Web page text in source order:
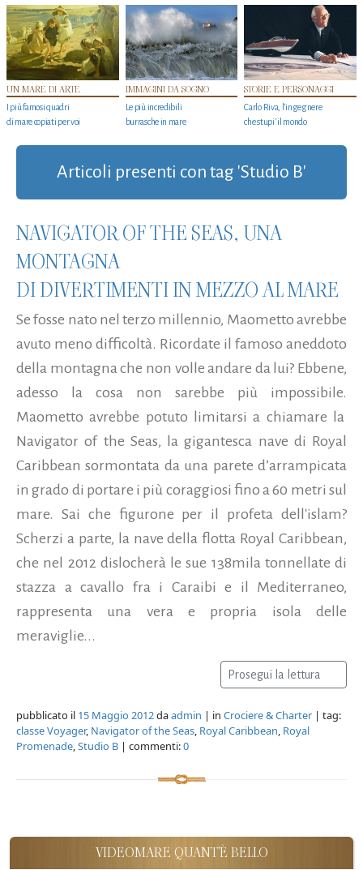
UN MARE DI ARTE
I più famosi quadri
di mare copiati per voi
IMMAGINI DA SOGNO
Le più incredibili
burrasche in mare
STORIE E PERSONAGGI
Carlo Riva, l’ingegnere
che stupi' il mondo
Articoli presenti con tag 'Studio B'
NAVIGATOR OF THE SEAS, UNA
MONTAGNA
DI DIVERTIMENTI IN MEZZO AL MARE
Se fosse nato nel terzo millennio, Maometto avrebbe
avuto meno difficoltà. Ricordate il famoso aneddoto
della montagna che non volle andare da lui? Ebbene,
adesso la cosa non sarebbe più impossibile.
Maometto avrebbe potuto limitarsi a chiamare la
Navigator of the Seas, la gigantesca nave di Royal
Caribbean sormontata da una parete d’arrampicata
in grado di portare i più coraggiosi fino a 60 metri sul
mare. Sai che figurone per il profeta dell'islam?
Scherzi a parte, la nave della flotta Royal Caribbean,
che nel 2012 dislocherà le sue 138mila tonnellate di
stazza a cavallo fra i Caraibi e il Mediterraneo,
rappresenta una vera e propria isola delle
meraviglie...
Prosegui la lettura
pubblicato il 15 Maggio 2012daadmin | in Crociere & Charter | tag:
classe Voyager, Navigator of the Seas, Royal Caribbean, Royal
Promenade,Studio B | commenti:0
VIDEOMARE QUANT'È BELLO